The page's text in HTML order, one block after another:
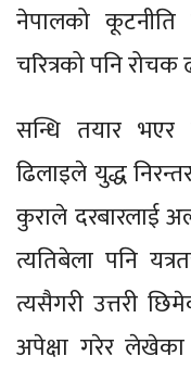
नेपालको
चरित्रको पनि
सन्धि तयार
ढिलाइले युद्ध
कुराले दरबारलाई
त्यतिबेला पनि
त्यसैगरी उत्तरी
अपेक्षा गरेर लेखेका